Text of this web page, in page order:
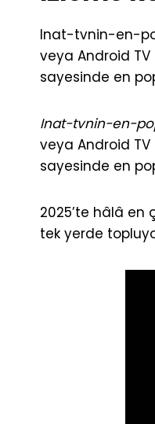
Inat-tvnin-en-
veya Android TV
sayesinde en
Inat-tvnin-en-
veya Android TV
sayesinde en
2025’te hâlâ en
tek yerde